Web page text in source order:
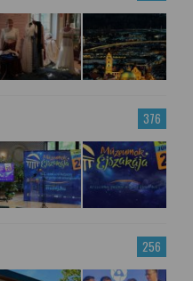
376
256